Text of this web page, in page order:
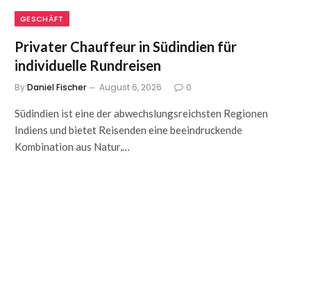
GESCHÄFT
Privater Chauffeur in Südindien für
individuelle Rundreisen
ByDaniel Fischer August 6, 2026 0
Südindien ist eine der abwechslungsreichsten Regionen
Indiens und bietet Reisenden eine beeindruckende
Kombination aus Natur,…